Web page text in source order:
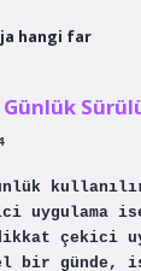
hangi far
Günlük
uygulama
çekici
bir günde,